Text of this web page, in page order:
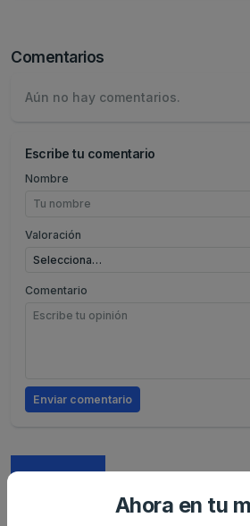
Comentarios
Aún no hay comentarios.
Escribe tu comentario
Nombre
Valoración
Comentario
Enviar comentario
Caracteristicas
Ahora en tu